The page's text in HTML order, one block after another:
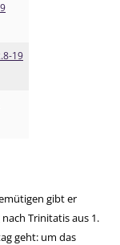
19
gibt er
Trinitatis aus 1.
geht: um das